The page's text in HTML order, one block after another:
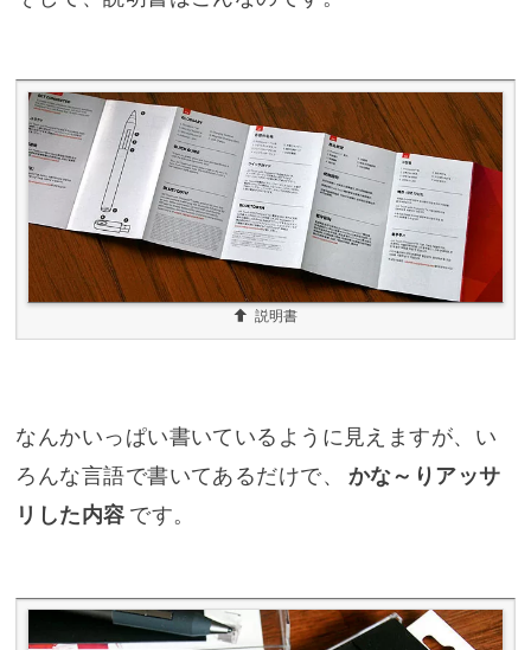
説明書
なんかいっぱい書いているように見えますが、い
ろんな言語で書いてあるだけで、
かな～りアッサ
リした内容 です。